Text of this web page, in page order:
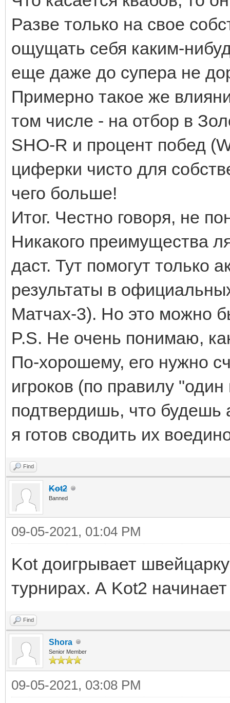
Разве только на свое
ощущать себя каким-
еще даже до супера не
Примерно такое же
том числе - на отбор в
SHO-R и процент побед
циферки чисто для
чего больше!
Итог. Честно говоря, не
Никакого преимущества
даст. Тут помогут только
результаты в
Матчах-3). Но это можно
P.S. Не очень понимаю,
По-хорошему, его нужно
игроков (по правилу
подтвердишь, что будешь
я готов сводить их
Find
Kot2
Banned
09-05-2021, 01:04 PM
Kot доигрывает
турнирах. А Kot2
Find
Shora
Senior Member
09-05-2021, 03:08 PM